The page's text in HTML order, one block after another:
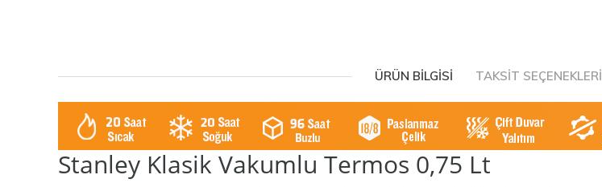
ÜRÜN BILGISI TAKSIT SEÇENEKLERI
Stanley Klasik Vakumlu Termos 0,75 Lt